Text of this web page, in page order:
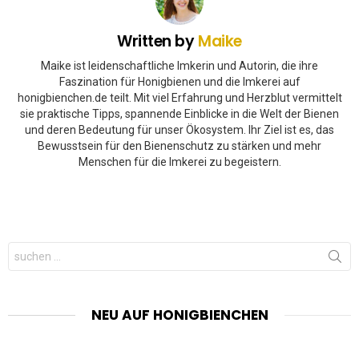
Written byMaike
Maike ist leidenschaftliche Imkerin und Autorin, die ihre
Faszination für Honigbienen und die Imkerei auf
honigbienchen.de teilt. Mit viel Erfahrung und Herzblut vermittelt
sie praktische Tipps, spannende Einblicke in die Welt der Bienen
und deren Bedeutung für unser Ökosystem. Ihr Ziel ist es, das
Bewusstsein für den Bienenschutz zu stärken und mehr
Menschen für die Imkerei zu begeistern.
Search
for:
NEU AUF HONIGBIENCHEN